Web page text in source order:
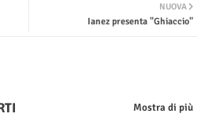
NUOVA
Ianez presenta "Ghiaccio"
Mostra di più